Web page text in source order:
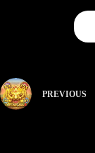
PREVIOUS